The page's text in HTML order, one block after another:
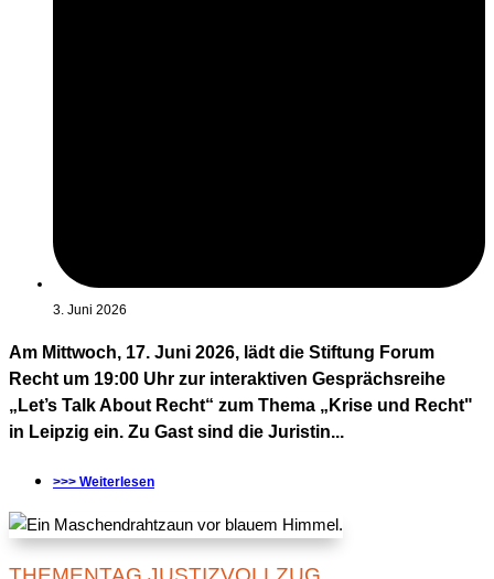
3. Juni 2026
Am Mittwoch, 17. Juni 2026, lädt die Stiftung Forum
Recht um 19:00 Uhr zur interaktiven Gesprächsreihe
„Let’s Talk About Recht“ zum Thema „Krise und Recht"
in Leipzig ein. Zu Gast sind die Juristin...
>>> Weiterlesen